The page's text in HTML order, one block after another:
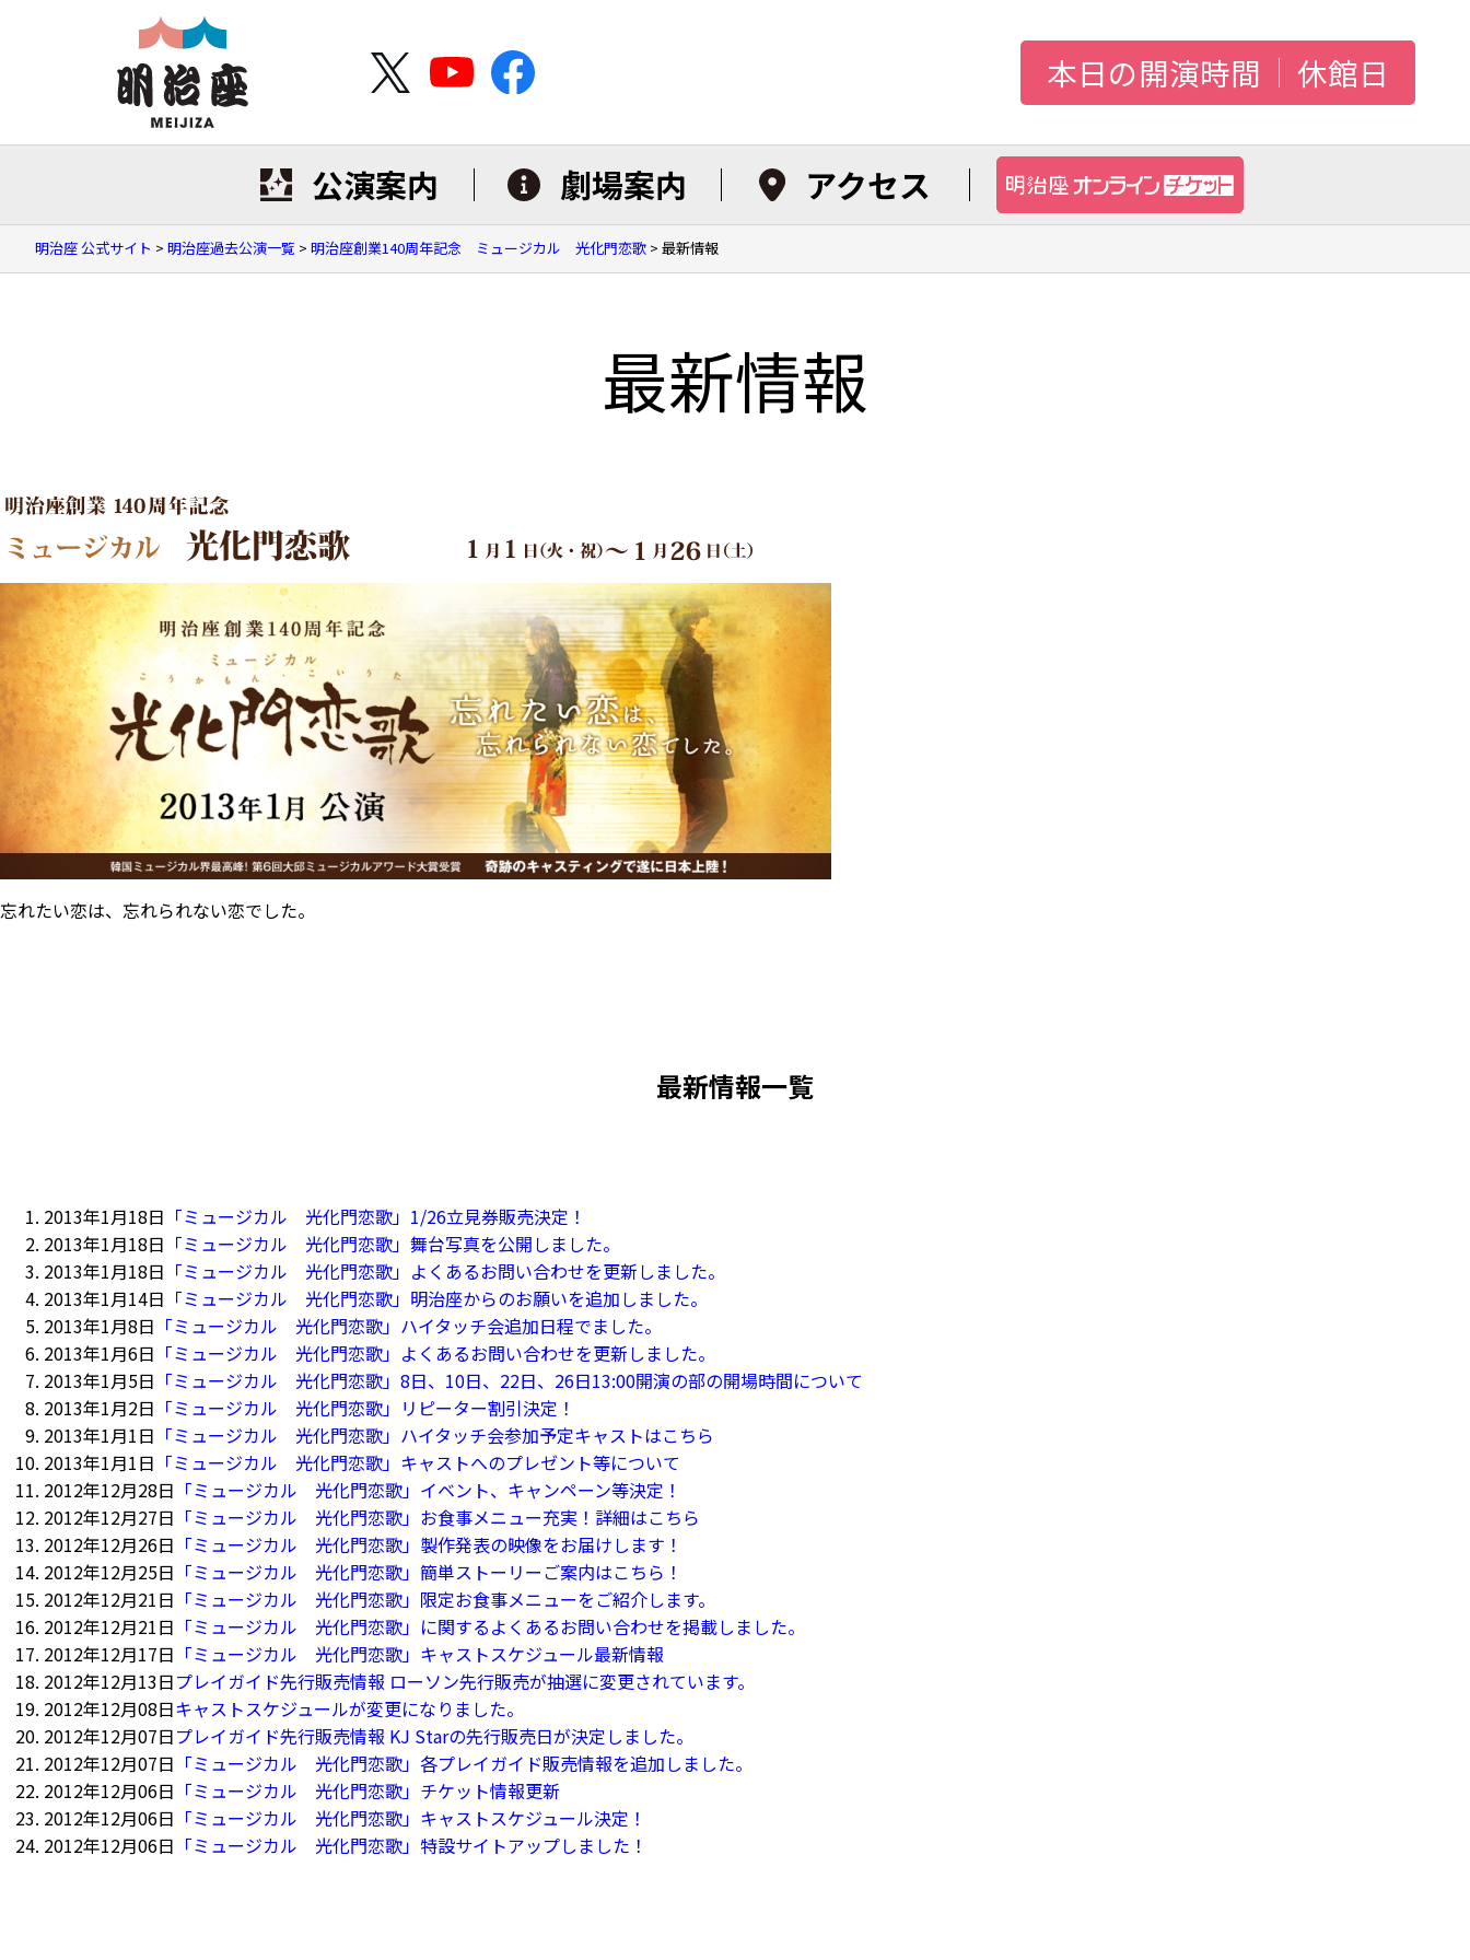
本日の開演時間 休館日
公演案内 劇場案内 アクセス
明治座 公式サイト > 明治座過去公演一覧 > 明治座創業140周年記念 ミュージカル 光化門恋歌 > 最新情報
最新情報
忘れたい恋は、忘れられない恋でした。
最新情報一覧
2013年1月18日 「ミュージカル 光化門恋歌」1/26立見券販売決定！
2013年1月18日 「ミュージカル 光化門恋歌」舞台写真を公開しました。
2013年1月18日 「ミュージカル 光化門恋歌」よくあるお問い合わせを更新しました。
2013年1月14日 「ミュージカル 光化門恋歌」明治座からのお願いを追加しました。
2013年1月8日 「ミュージカル 光化門恋歌」ハイタッチ会追加日程でました。
2013年1月6日 「ミュージカル 光化門恋歌」よくあるお問い合わせを更新しました。
2013年1月5日 「ミュージカル 光化門恋歌」8日、10日、22日、26日13:00開演の部の開場時間について
2013年1月2日 「ミュージカル 光化門恋歌」リピーター割引決定！
2013年1月1日 「ミュージカル 光化門恋歌」ハイタッチ会参加予定キャストはこちら
2013年1月1日 「ミュージカル 光化門恋歌」キャストへのプレゼント等について
2012年12月28日 「ミュージカル 光化門恋歌」イベント、キャンペーン等決定！
2012年12月27日 「ミュージカル 光化門恋歌」お食事メニュー充実！詳細はこちら
2012年12月26日 「ミュージカル 光化門恋歌」製作発表の映像をお届けします！
2012年12月25日 「ミュージカル 光化門恋歌」簡単ストーリーご案内はこちら！
2012年12月21日 「ミュージカル 光化門恋歌」限定お食事メニューをご紹介します。
2012年12月21日 「ミュージカル 光化門恋歌」に関するよくあるお問い合わせを掲載しました。
2012年12月17日 「ミュージカル 光化門恋歌」キャストスケジュール最新情報
2012年12月13日プレイガイド先行販売情報 ローソン先行販売が抽選に変更されています。
2012年12月08日キャストスケジュールが変更になりました。
2012年12月07日プレイガイド先行販売情報 KJ Starの先行販売日が決定しました。
2012年12月07日 「ミュージカル 光化門恋歌」各プレイガイド販売情報を追加しました。
2012年12月06日 「ミュージカル 光化門恋歌」チケット情報更新
2012年12月06日 「ミュージカル 光化門恋歌」キャストスケジュール決定！
2012年12月06日 「ミュージカル 光化門恋歌」特設サイトアップしました！